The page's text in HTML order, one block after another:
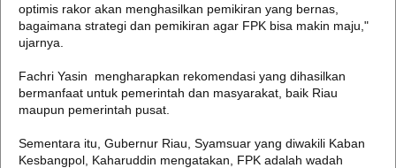
optimis rakor akan menghasilkan pemikiran yang bernas,
bagaimana strategi dan pemikiran agar FPK bisa makin maju,"
ujarnya.
Fachri Yasin mengharapkan rekomendasi yang dihasilkan
bermanfaat untuk pemerintah dan masyarakat, baik Riau
maupun pemerintah pusat.
Sementara itu, Gubernur Riau, Syamsuar yang diwakili Kaban
Kesbangpol, Kaharuddin mengatakan, FPK adalah wadah